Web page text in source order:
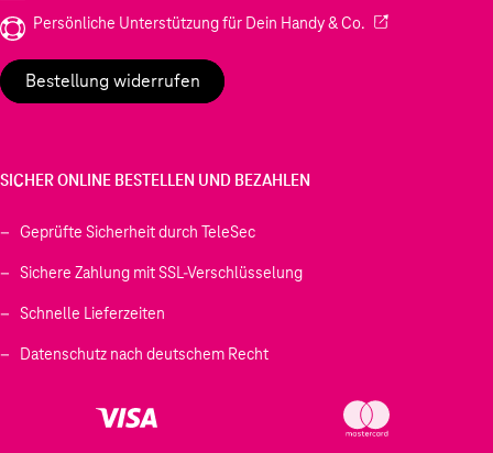
Persönliche Unterstützung für Dein Handy & Co. (Wird in einem
Bestellung widerrufen
SICHER ONLINE BESTELLEN UND BEZAHLEN
Geprüfte Sicherheit durch TeleSec
Sichere Zahlung mit SSL-Verschlüsselung
Schnelle Lieferzeiten
Datenschutz nach deutschem Recht